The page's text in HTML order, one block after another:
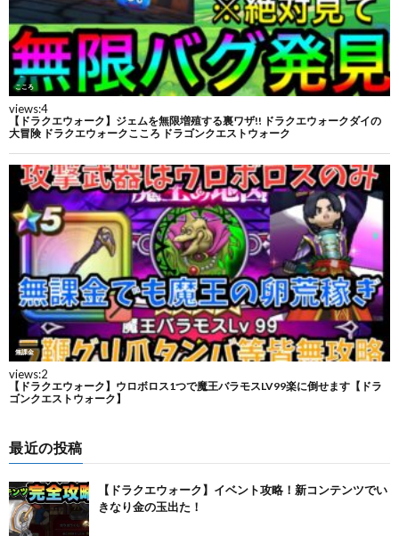
最近の投稿
【ドラクエウォーク】イベント攻略！新コンテンツでい
きなり金の玉出た！